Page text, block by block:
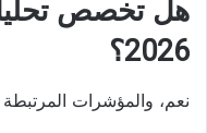
هل تخصص
2026؟
نعم، والمؤشرات المرتبطة